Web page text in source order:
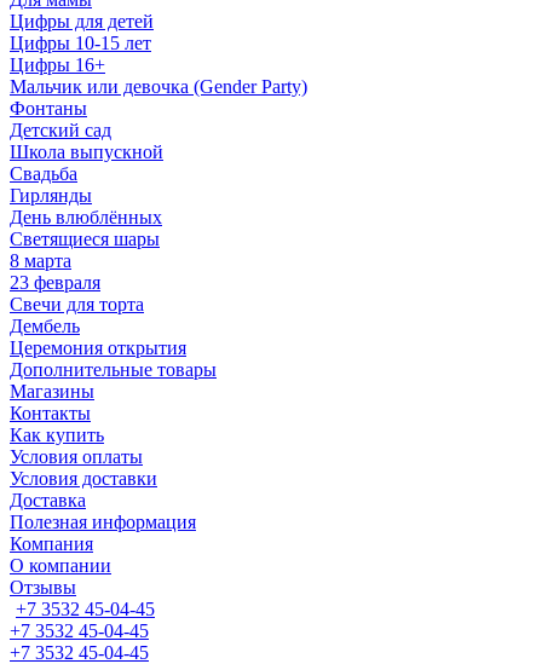
Цифры для детей
Цифры 10-15 лет
Цифры 16+
Мальчик или девочка (Gender Party)
Фонтаны
Детский сад
Школа выпускной
Свадьба
Гирлянды
День влюблённых
Светящиеся шары
8 марта
23 февраля
Свечи для торта
Дембель
Церемония открытия
Дополнительные товары
Магазины
Контакты
Как купить
Условия оплаты
Условия доставки
Доставка
Полезная информация
Компания
О компании
Отзывы
+7 3532 45-04-45
+7 3532 45-04-45
+7 3532 45-04-45